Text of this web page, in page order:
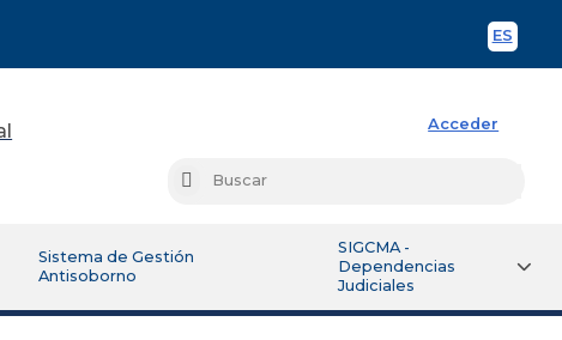
ES
Acceder
Buscar
Sistema de Gestión
Antisoborno
SIGCMA -
Dependencias
Judiciales